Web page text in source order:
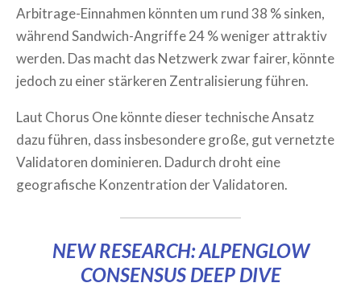
Arbitrage-Einnahmen könnten um rund 38 % sinken,
während Sandwich-Angriffe 24 % weniger attraktiv
werden. Das macht das Netzwerk zwar fairer, könnte
jedoch zu einer stärkeren Zentralisierung führen.
Laut Chorus One könnte dieser technische Ansatz
dazu führen, dass insbesondere große, gut vernetzte
Validatoren dominieren. Dadurch droht eine
geografische Konzentration der Validatoren.
NEW RESEARCH: ALPENGLOW
CONSENSUS DEEP DIVE